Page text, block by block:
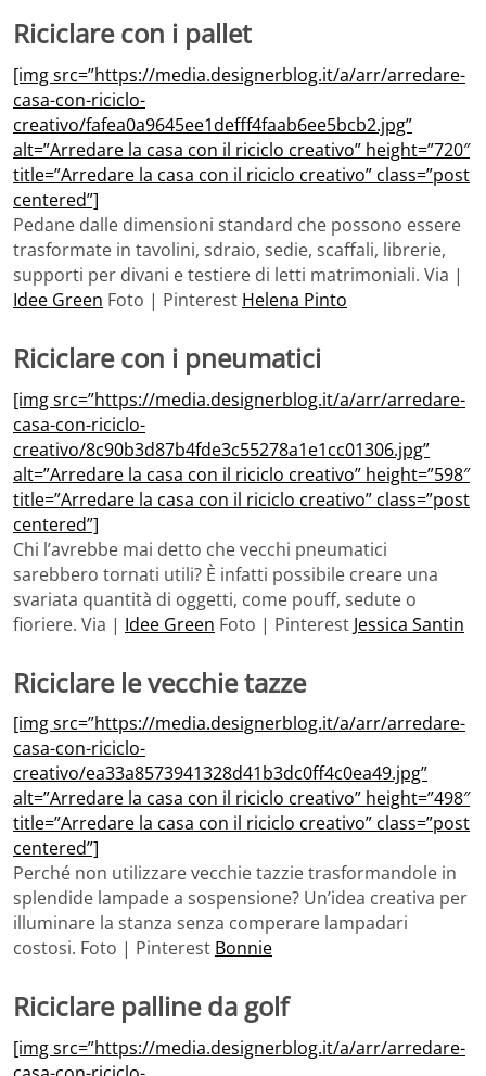
Riciclare con i pallet
[img src=”https://media.designerblog.it/a/arr/arredare-
casa-con-riciclo-
creativo/fafea0a9645ee1defff4faab6ee5bcb2.jpg”
alt=”Arredare la casa con il riciclo creativo” height=”720″
title=”Arredare la casa con il riciclo creativo” class=”post
centered”]
Pedane dalle dimensioni standard che possono essere
trasformate in tavolini, sdraio, sedie, scaffali, librerie,
supporti per divani e testiere di letti matrimoniali. Via |
Idee Green Foto | Pinterest Helena Pinto
Riciclare con i pneumatici
[img src=”https://media.designerblog.it/a/arr/arredare-
casa-con-riciclo-
creativo/8c90b3d87b4fde3c55278a1e1cc01306.jpg”
alt=”Arredare la casa con il riciclo creativo” height=”598″
title=”Arredare la casa con il riciclo creativo” class=”post
centered”]
Chi l’avrebbe mai detto che vecchi pneumatici
sarebbero tornati utili? È infatti possibile creare una
svariata quantità di oggetti, come pouff, sedute o
fioriere. Via | Idee Green Foto | Pinterest Jessica Santin
Riciclare le vecchie tazze
[img src=”https://media.designerblog.it/a/arr/arredare-
casa-con-riciclo-
creativo/ea33a8573941328d41b3dc0ff4c0ea49.jpg”
alt=”Arredare la casa con il riciclo creativo” height=”498″
title=”Arredare la casa con il riciclo creativo” class=”post
centered”]
Perché non utilizzare vecchie tazzie trasformandole in
splendide lampade a sospensione? Un’idea creativa per
illuminare la stanza senza comperare lampadari
costosi. Foto | Pinterest Bonnie
Riciclare palline da golf
[img src=”https://media.designerblog.it/a/arr/arredare-